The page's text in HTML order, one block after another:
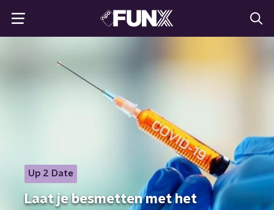
Up 2 Date
Laat je besmetten met het